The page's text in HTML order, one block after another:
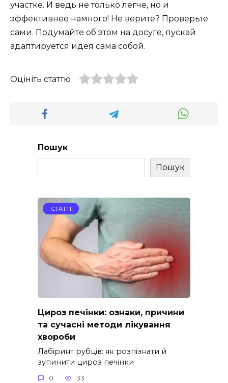
участке. И ведь не только легче, но и
эффективнее намного! Не верите? Проверьте
сами. Подумайте об этом на досуге, пускай
адаптируется идея сама собой.
Оцініть статтю
Пошук
Пошук
СТАТТІ
Цироз печінки: ознаки, причини
та сучасні методи лікування
хвороби
Лабіринт рубців: як розпізнати й
зупинити цироз печінки
0 33